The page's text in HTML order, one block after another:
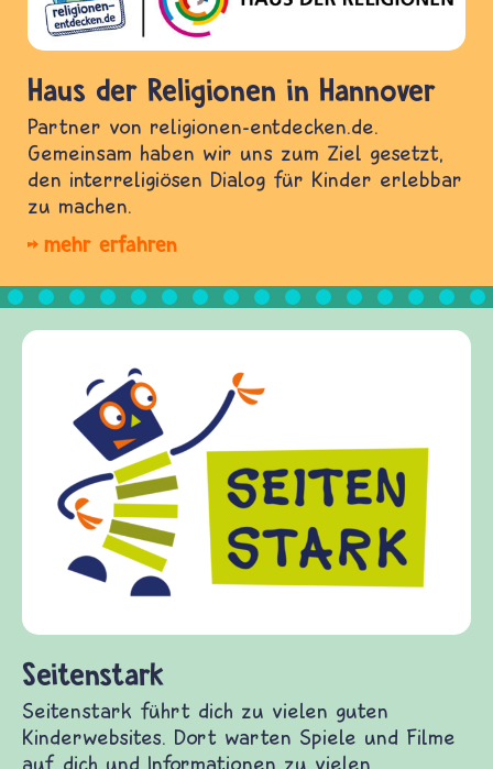
Haus der Religionen in Hannover
Partner von religionen-entdecken.de.
Gemeinsam haben wir uns zum Ziel gesetzt,
den interreligiösen Dialog für Kinder erlebbar
zu machen.
mehr erfahren
Seitenstark
Seitenstark führt dich zu vielen guten
Kinderwebsites. Dort warten Spiele und Filme